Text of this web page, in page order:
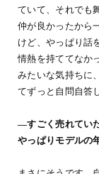
ていて、それでも
仲が良かったから
けど、やっぱり話
情熱を持ててなか
みたいな気持ちに
てずっと自問自答
―すごく売れてい
やっぱりモデルの